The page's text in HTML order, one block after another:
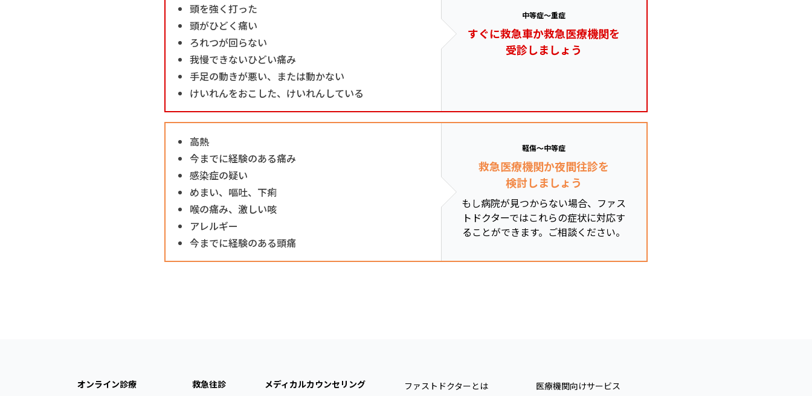
頭を強く打った
頭がひどく痛い
ろれつが回らない
我慢できないひどい痛み
手足の動きが悪い、または動かない
けいれんをおこした、けいれんしている
中等症～重症
すぐに救急車か救急医療機関を
受診しましょう
高熱
今までに経験のある痛み
感染症の疑い
めまい、嘔吐、下痢
喉の痛み、激しい咳
アレルギー
今までに経験のある頭痛
軽傷～中等症
救急医療機関か夜間往診を
検討しましょう
もし病院が見つからない場合、ファス
トドクターではこれらの症状に対応す
ることができます。ご相談ください。
オンライン診療
救急往診
メディカルカウンセリング
ファストドクターとは
医療機関向けサービス